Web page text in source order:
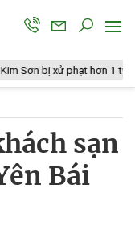
bị xử phạt hơn 1 tỷ đồng
sạn
Bái